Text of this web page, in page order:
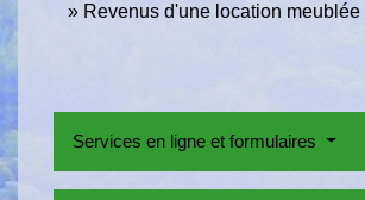
Revenus d'une location meublée
Services en ligne et formulaires